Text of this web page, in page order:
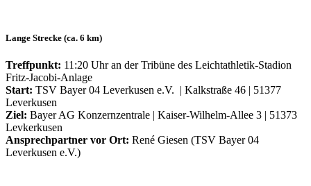
Lange Strecke (ca. 6 km)
Treffpunkt: 11:20 Uhr an der Tribüne des Leichtathletik-Stadion
Fritz-Jacobi-Anlage
Start: TSV Bayer 04 Leverkusen e.V. | Kalkstraße 46 | 51377
Leverkusen
Ziel: Bayer AG Konzernzentrale | Kaiser-Wilhelm-Allee 3 | 51373
Levkerkusen
Ansprechpartner vor Ort: René Giesen (TSV Bayer 04
Leverkusen e.V.)